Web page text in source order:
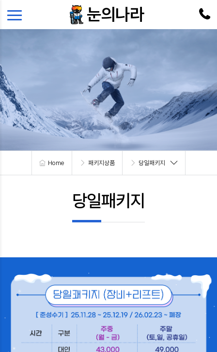
메뉴 바로가기 눈의나라
Home 패키지상품 당일패키지
당일패키지